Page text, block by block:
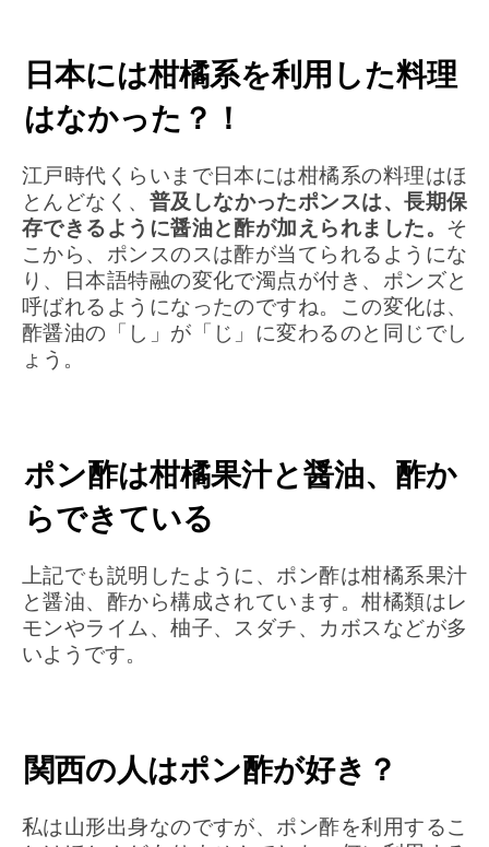
日本には柑橘系を利用した料理
はなかった？！
江戸時代くらいまで日本には柑橘系の料理はほ
とんどなく、 普及しなかったポンスは、長期保
存できるように醤油と酢が加えられました。 そ
こから、ポンスのスは酢が当てられるようにな
り、日本語特融の変化で濁点が付き、ポンズと
呼ばれるようになったのですね。この変化は、
酢醤油の「し」が「じ」に変わるのと同じでし
ょう。
ポン酢は柑橘果汁と醤油、酢か
らできている
上記でも説明したように、ポン酢は柑橘系果汁
と醤油、酢から構成されています。柑橘類はレ
モンやライム、柚子、スダチ、カボスなどが多
いようです。
関西の人はポン酢が好き？
私は山形出身なのですが、ポン酢を利用するこ